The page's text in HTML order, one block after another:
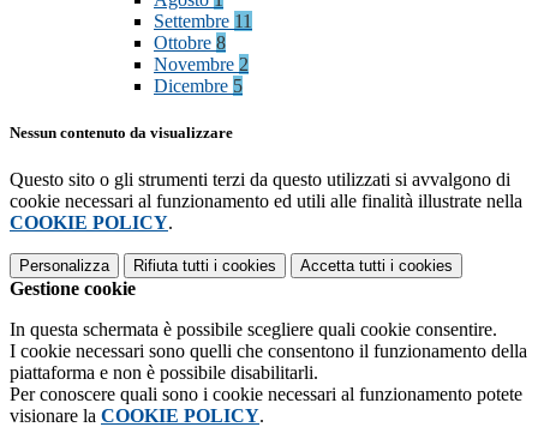
Settembre 11
Ottobre 8
Novembre 2
Dicembre 5
Nessun contenuto da visualizzare
Questo sito o gli strumenti terzi da questo utilizzati si avvalgono di
cookie necessari al funzionamento ed utili alle finalità illustrate nella
COOKIE POLICY.
Personalizza Rifiuta tutti i cookies Accetta tutti i cookies
Gestione cookie
In questa schermata è possibile scegliere quali cookie consentire.
I cookie necessari sono quelli che consentono il funzionamento della
piattaforma e non è possibile disabilitarli.
Per conoscere quali sono i cookie necessari al funzionamento potete
visionare la COOKIE POLICY.